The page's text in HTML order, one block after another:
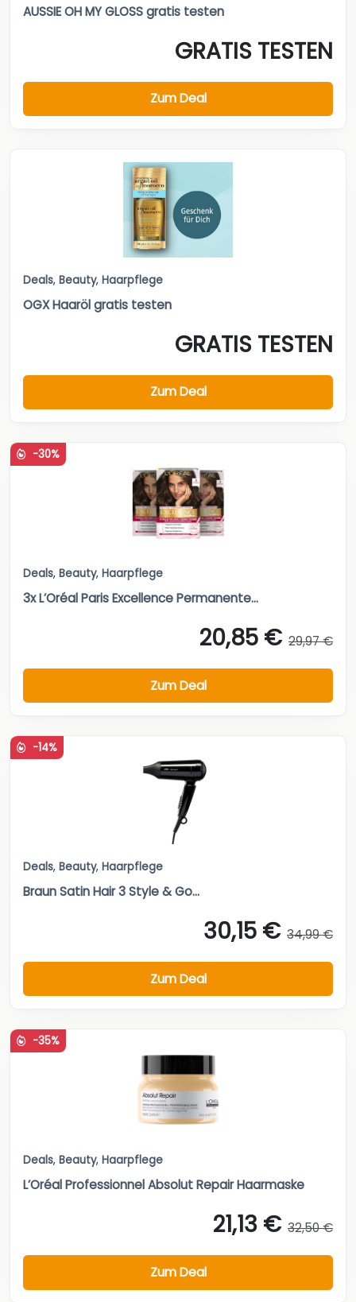
AUSSIE OH MY GLOSS gratis testen
GRATIS TESTEN
Zum Deal
Deals, Beauty, Haarpflege
OGX Haaröl gratis testen
GRATIS TESTEN
Zum Deal
-30%
Deals, Beauty, Haarpflege
3x L’Oréal Paris Excellence Permanente...
20,85 € 29,97 €
Zum Deal
-14%
Deals, Beauty, Haarpflege
Braun Satin Hair 3 Style & Go...
30,15 € 34,99 €
Zum Deal
-35%
Deals, Beauty, Haarpflege
L’Oréal Professionnel Absolut Repair Haarmaske
21,13 € 32,50 €
Zum Deal